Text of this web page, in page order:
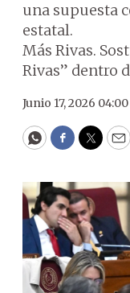
una supuesta
estatal.
Más Rivas.
Rivas” dentro
Junio 17, 2026 04:00
WhatsApp
Facebook